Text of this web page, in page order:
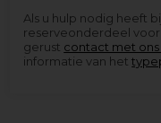
Als u hulp nodig heeft
reserveonderdeel
gerust contact met ons
informatie van het